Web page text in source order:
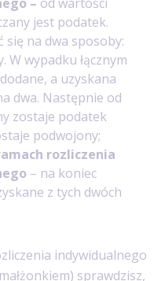
jest podatek.
się na dwa sposoby:
W wypadku łącznym
a uzyskana
dwa. Następnie od
zostaje podatek
podwojony;
rozliczenia
– na koniec
z tych dwóch
indywidualnego
) sprawdzisz,